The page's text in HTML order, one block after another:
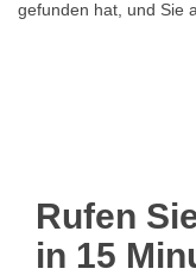
gefunden hat, und Sie
Rufen
in 15